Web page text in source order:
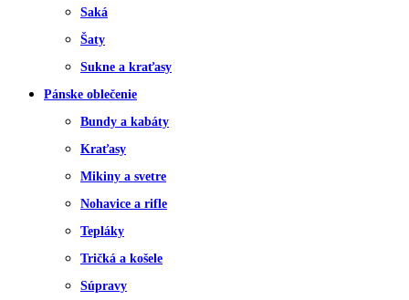
Saká
Šaty
Sukne a kraťasy
Pánske oblečenie
Bundy a kabáty
Kraťasy
Mikiny a svetre
Nohavice a rifle
Tepláky
Tričká a košele
Súpravy